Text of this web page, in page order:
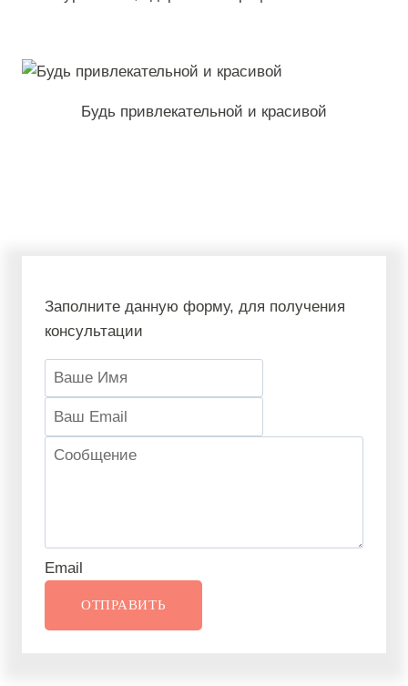
Будь привлекательной и красивой
Заполните данную форму, для получения
консультации
Email
ОТПРАВИТЬ